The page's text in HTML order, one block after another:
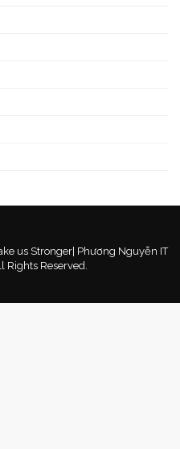
us Stronger| Phương Nguyễn IT
Rights Reserved.